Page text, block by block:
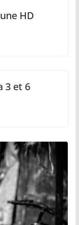
HD
3 et 6